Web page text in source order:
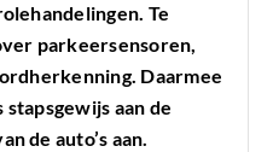
Te
parkeersensoren,
Daarmee
stapsgewijs aan de
de auto’s aan.